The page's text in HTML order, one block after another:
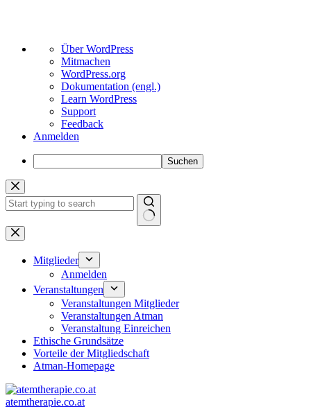
Über
WordPress
Über WordPress
Mitmachen
WordPress.org
Dokumentation (engl.)
Learn WordPress
Support
Feedback
Anmelden
Suchen
Zum
Inhalt
springen
Keine
Ergebnisse
Mitglieder
Anmelden
Veranstaltungen
Veranstaltungen Mitglieder
Veranstaltungen Atman
Veranstaltung Einreichen
Ethische Grundsätze
Vorteile der Mitgliedschaft
Atman-Homepage
atemtherapie.co.at